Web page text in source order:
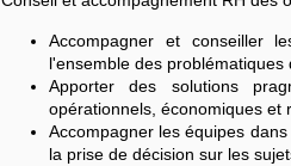
Accompagner et conseiller
l'ensemble des
Apporter des solutions
opérationnels, économiques et
Accompagner les équipes
la prise de décision sur les